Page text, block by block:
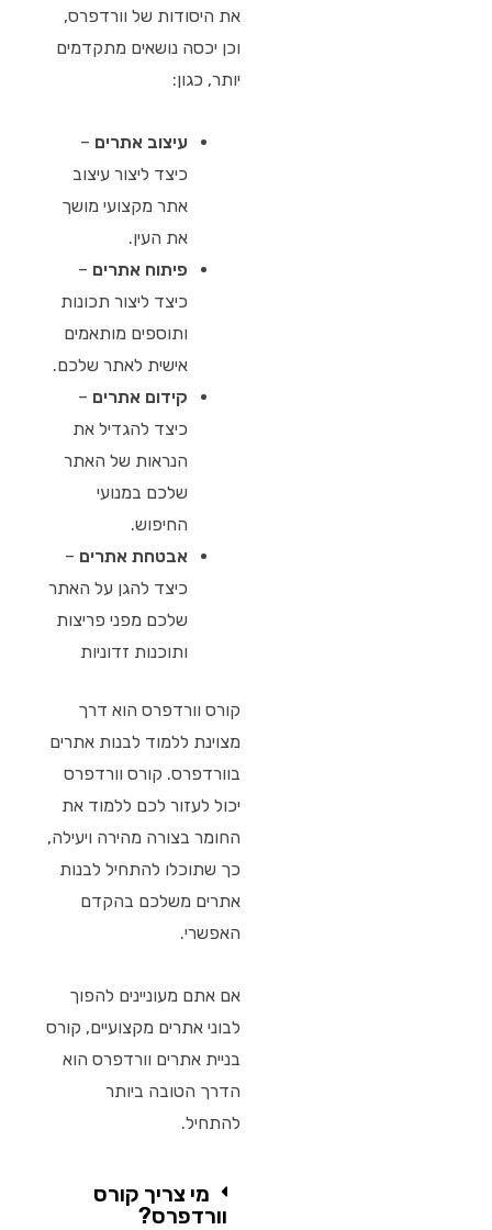
את היסודות של וורדפרס,
וכן יכסה נושאים מתקדמים
יותר, כגון:
עיצוב אתרים –
כיצד ליצור עיצוב
אתר מקצועי מושך
את העין.
פיתוח אתרים –
כיצד ליצור תכונות
ותוספים מותאמים
אישית לאתר שלכם.
קידום אתרים –
כיצד להגדיל את
הנראות של האתר
שלכם במנועי
החיפוש.
אבטחת אתרים –
כיצד להגן על האתר
שלכם מפני פריצות
ותוכנות זדוניות
קורס וורדפרס הוא דרך
מצוינת ללמוד לבנות אתרים
בוורדפרס. קורס וורדפרס
יכול לעזור לכם ללמוד את
החומר בצורה מהירה ויעילה,
כך שתוכלו להתחיל לבנות
אתרים משלכם בהקדם
האפשרי.
אם אתם מעוניינים להפוך
לבוני אתרים מקצועיים, קורס
בניית אתרים וורדפרס הוא
הדרך הטובה ביותר
להתחיל.
מי צריך קורס
וורדפרס?